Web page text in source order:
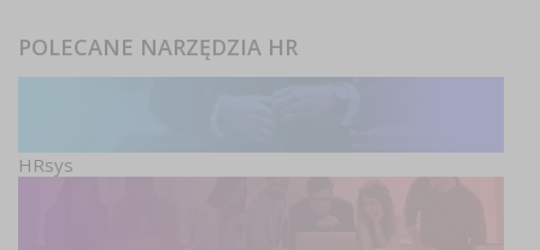
POLECANE NARZĘDZIA HR
HRsys